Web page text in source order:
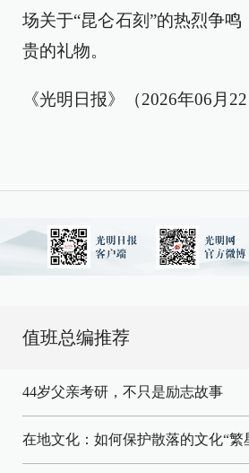
场关于“昆仑石刻”的热烈争
贵的礼物。
《光明日报》（2026年06月22
值班总编推荐
44岁父亲考研，不只是励志故事
在地文化：如何保护散落的文化“繁